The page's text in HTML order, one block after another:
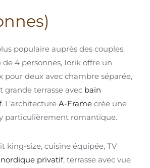
populaire auprès des couples.
de 4 personnes, Iorik offre un
pour deux avec chambre séparée,
grande terrasse avec bain
. L’architecture A-Frame crée une
particulièrement romantique.
king-size, cuisine équipée, TV
privatif, terrasse avec vue